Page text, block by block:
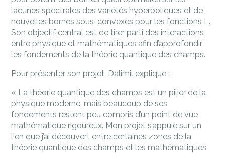
lacunes spectrales des variétés hyperboliques et de
nouvelles bornes sous-convexes pour les fonctions L.
Son objectif central est de tirer parti des interactions
entre physique et mathématiques afin d’approfondir
les fondements de la théorie quantique des champs.
Pour présenter son projet, Dalimil explique :
« La théorie quantique des champs est un pilier de la
physique moderne, mais beaucoup de ses
fondements restent peu compris d’un point de vue
mathématique rigoureux. Mon projet s’appuie sur un
lien que j’ai découvert entre certaines zones de la
théorie quantique des champs et les mathématiques